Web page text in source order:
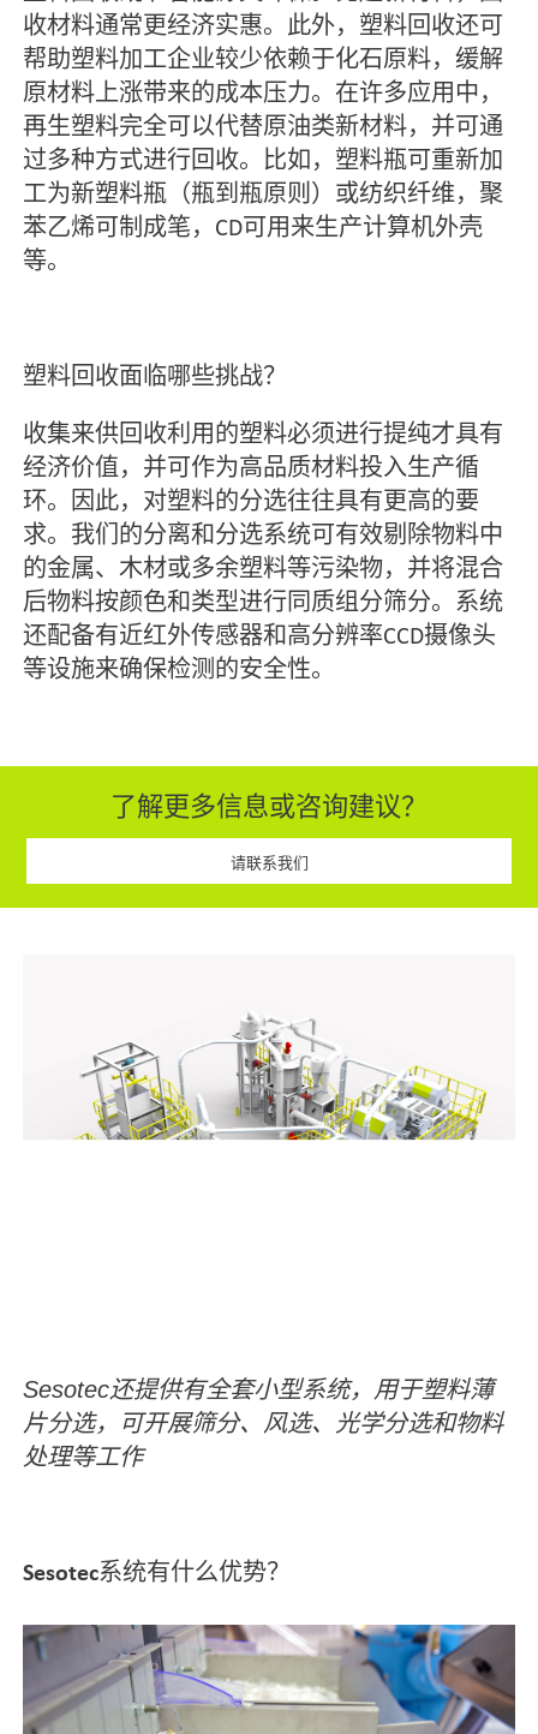
收材料通常更经济实惠。此外，塑料回收还可
帮助塑料加工企业较少依赖于化石原料，缓解
原材料上涨带来的成本压力。在许多应用中，
再生塑料完全可以代替原油类新材料，并可通
过多种方式进行回收。比如，塑料瓶可重新加
工为新塑料瓶（瓶到瓶原则）或纺织纤维，聚
苯乙烯可制成笔，CD可用来生产计算机外壳
等。
塑料回收面临哪些挑战？
收集来供回收利用的塑料必须进行提纯才具有
经济价值，并可作为高品质材料投入生产循
环。因此，对塑料的分选往往具有更高的要
求。我们的分离和分选系统可有效剔除物料中
的金属、木材或多余塑料等污染物，并将混合
后物料按颜色和类型进行同质组分筛分。系统
还配备有近红外传感器和高分辨率CCD摄像头
等设施来确保检测的安全性。
了解更多信息或咨询建议？
请联系我们
Sesotec还提供有全套小型系统，用于塑料薄
片分选，
可开展筛分、风选、光学分选和物料
处理等工作
Sesotec系统有什么优势？